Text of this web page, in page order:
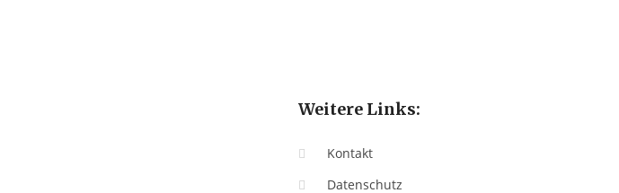
Weitere Links:
Kontakt
Datenschutz